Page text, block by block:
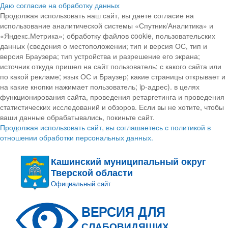
Даю согласие на обработку данных
Продолжая использовать наш сайт, вы даете согласие на
использование аналитической системы «Спутник/Аналитика» и
«Яндекс.Метрика»; обработку файлов cookie, пользовательских
данных (сведения о местоположении; тип и версия ОС, тип и
версия Браузера; тип устройства и разрешение его экрана;
источник откуда пришел на сайт пользователь; с какого сайта или
по какой рекламе; язык ОС и Браузер; какие страницы открывает и
на какие кнопки нажимает пользователь; ip-адрес). в целях
функционирования сайта, проведения ретаргетинга и проведения
статистических исследований и обзоров. Если вы не хотите, чтобы
ваши данные обрабатывались, покиньте сайт.
Продолжая использовать сайт, вы соглашаетесь с политикой в
отношении обработки персональных данных.